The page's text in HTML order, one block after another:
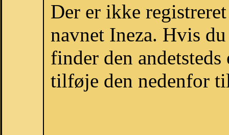
Der er ikke
navnet Ineza. Hvis
finder den
tilføje den nedenfor